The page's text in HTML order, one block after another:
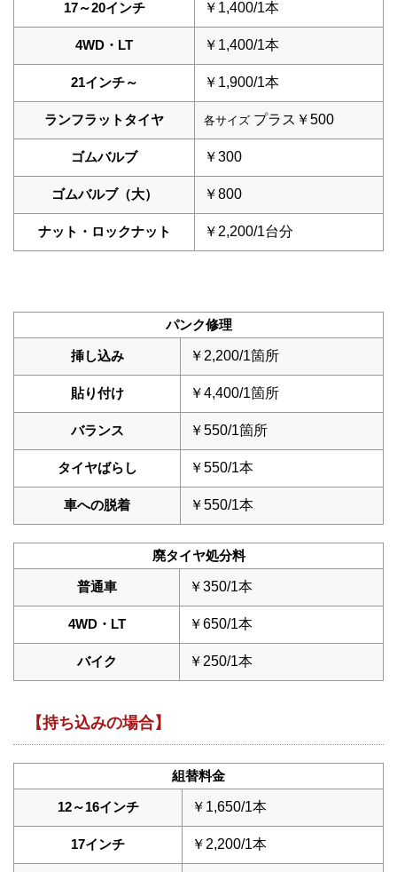
17～20インチ ￥1,400/1本
4WD・LT ￥1,400/1本
21インチ～ ￥1,900/1本
ランフラットタイヤ 各サイズ プラス￥500
ゴムバルブ ￥300
ゴムバルブ（大） ￥800
ナット・ロックナット ￥2,200/1台分
パンク修理
挿し込み ￥2,200/1箇所
貼り付け ￥4,400/1箇所
バランス ￥550/1箇所
タイヤばらし ￥550/1本
車への脱着 ￥550/1本
廃タイヤ処分料
普通車 ￥350/1本
4WD・LT ￥650/1本
バイク ￥250/1本
【持ち込みの場合】
組替料金
12～16インチ ￥1,650/1本
17インチ ￥2,200/1本